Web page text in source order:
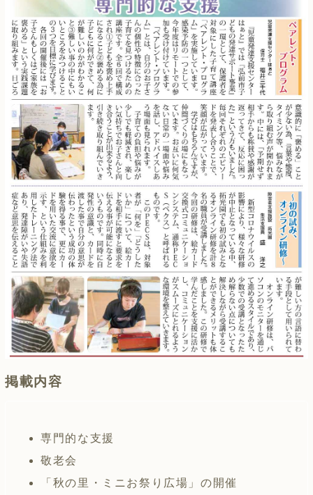
掲載内容
専門的な支援
敬老会
「秋の里・ミニお祭り広場」の開催